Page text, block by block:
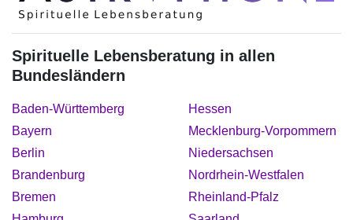
Spirituelle Lebensberatung in allen
Bundesländern
Baden-Württemberg
Bayern
Berlin
Brandenburg
Bremen
Hessen
Mecklenburg-Vorpommern
Niedersachsen
Nordrhein-Westfalen
Rheinland-Pfalz